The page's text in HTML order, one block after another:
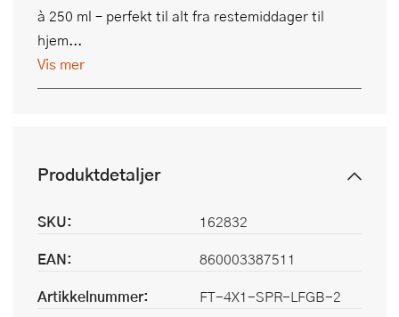
à 250 ml – perfekt til alt fra restemiddager til
hjem...
Vis mer
Produktdetaljer
SKU:
162832
EAN:
860003387511
Artikkelnummer:
FT-4X1-SPR-LFGB-2